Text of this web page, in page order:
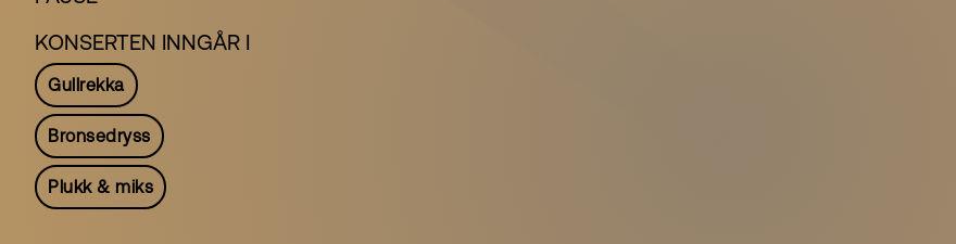
KONSERTEN INNGÅR I
Gullrekka
Bronsedryss
Plukk & miks